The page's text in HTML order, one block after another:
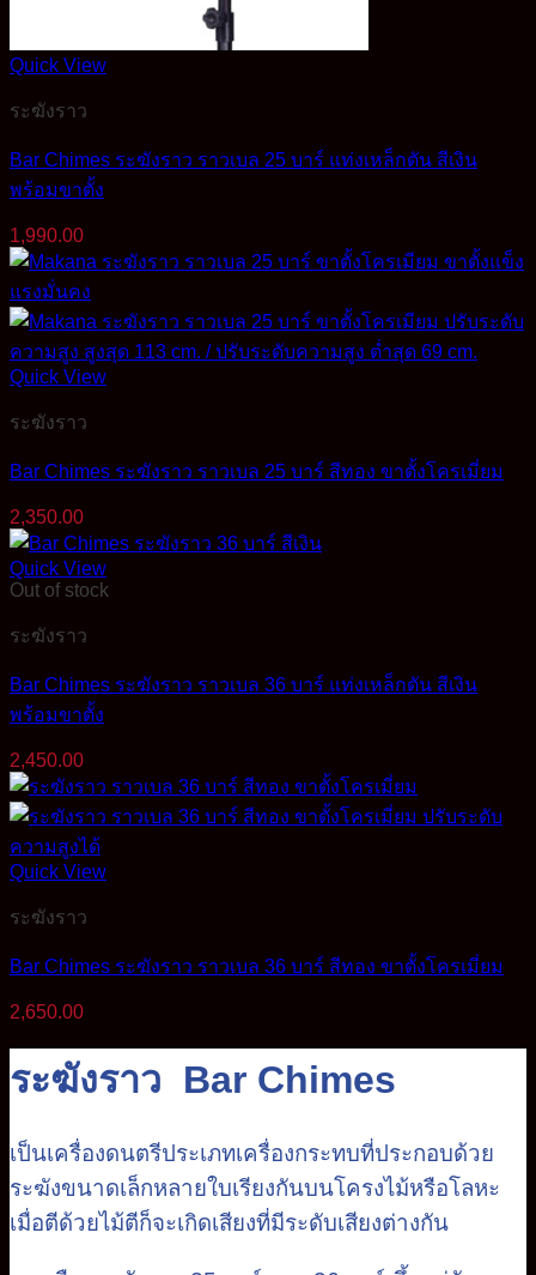
Quick View
ระฆังราว
Bar Chimes ระฆังราว ราวเบล 25 บาร์ แท่งเหล็กตัน สีเงิน
พร้อมขาตั้ง
1,990.00
Quick View
ระฆังราว
Bar Chimes ระฆังราว ราวเบล 25 บาร์ สีทอง ขาตั้งโครเมี่ยม
2,350.00
Quick View
Out of stock
ระฆังราว
Bar Chimes ระฆังราว ราวเบล 36 บาร์ แท่งเหล็กตัน สีเงิน
พร้อมขาตั้ง
2,450.00
Quick View
ระฆังราว
Bar Chimes ระฆังราว ราวเบล 36 บาร์ สีทอง ขาตั้งโครเมี่ยม
2,650.00
ระฆังราว Bar Chimes
เป็นเครื่องดนตรีประเภทเครื่องกระทบที่ประกอบด้วย
ระฆังขนาดเล็กหลายใบเรียงกันบนโครงไม้หรือโลหะ
เมื่อตีด้วยไม้ตีก็จะเกิดเสียงที่มีระดับเสียงต่างกัน